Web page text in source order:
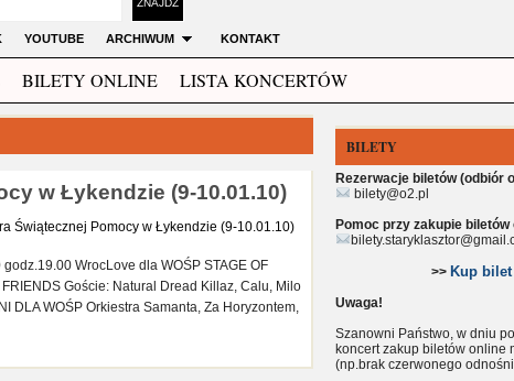
YOUTUBE ARCHIWUM KONTAKT
BILETY ONLINE LISTA KONCERTÓW
BILETY
Rezerwacje biletów (odbiór
bilety@o2.pl
Pomoc przy zakupie biletów
>> Kup
Uwaga!
Szanowni Państwo, w dniu
koncert zakup biletów online
(np.brak czerwonego
w Łykendzie (9-10.01.10)
WrocLove dla WOŚP STAGE OF
Goście: Natural Dread Killaz, Calu, Milo
DLA WOŚP Orkiestra Samanta, Za Horyzontem,